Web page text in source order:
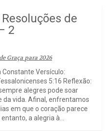
de
2
Graça para 2026
Constante Versículo:
5:16 Reflexão:
alegres pode soar
da vida. Afinal, enfrentamos
em que o coração parece
a alegria à...